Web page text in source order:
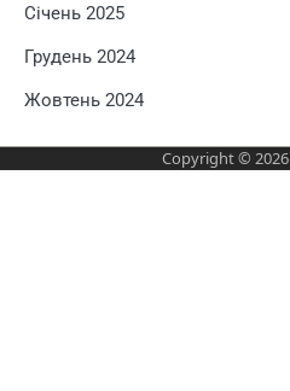
Січень 2025
Грудень 2024
Жовтень 2024
Copyright © 2026